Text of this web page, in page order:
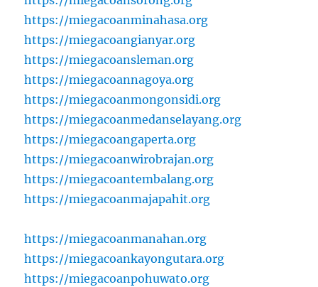
https://miegacoanminahasa.org
https://miegacoangianyar.org
https://miegacoansleman.org
https://miegacoannagoya.org
https://miegacoanmongonsidi.org
https://miegacoanmedanselayang.org
https://miegacoangaperta.org
https://miegacoanwirobrajan.org
https://miegacoantembalang.org
https://miegacoanmajapahit.org
https://miegacoanmanahan.org
https://miegacoankayongutara.org
https://miegacoanpohuwato.org